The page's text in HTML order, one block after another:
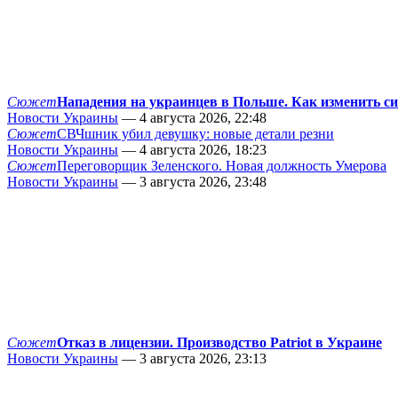
СюжетНападения на украинцев в Польше. Как изменить
Новости Украины — 4 августа 2026, 22:48
СюжетСВЧшник убил девушку: новые детали резни
Новости Украины — 4 августа 2026, 18:23
СюжетПереговорщик Зеленского. Новая должность Умерова
Новости Украины — 3 августа 2026, 23:48
СюжетОтказ в лицензии. Производство Patriot в Украине
Новости Украины — 3 августа 2026, 23:13